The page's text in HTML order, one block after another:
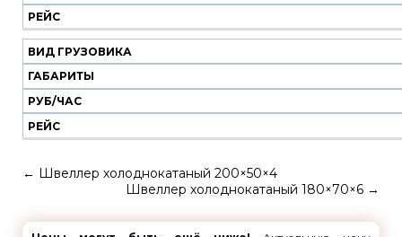
РЕЙС
ВИД ГРУЗОВИКА
ГАБАРИТЫ
РУБ/ЧАС
РЕЙС
← Швеллер холоднокатаный 200×50×4
Швеллер холоднокатаный 180×70×6 →